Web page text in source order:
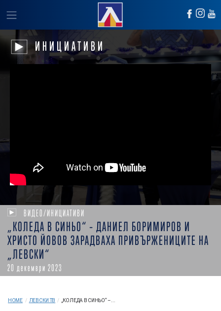
ИНИЦИАТИВИ
ВИДЕО/ИНИЦИАТИВИ
„КОЛЕДА В СИНЬО“ – ДАНИЕЛ БОРИМИРОВ И
ХРИСТО ЙОВОВ ЗАРАДВАХА ПРИВЪРЖЕНИЦИТЕ НА
„ЛЕВСКИ“
20 декември 2023
HOME / ЛЕВСКИ ТВ / „КОЛЕДА В СИНЬО“ –...